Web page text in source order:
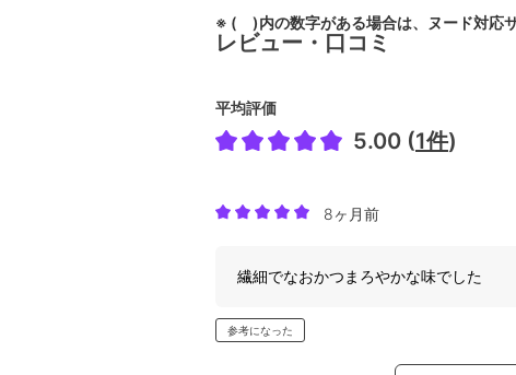
※ ( )内の数字がある場合は、ヌード対応
レビュー・口コミ
平均評価
5.00 (1件)
8ヶ月前
繊細でなおかつまろやかな味でした
参考になった